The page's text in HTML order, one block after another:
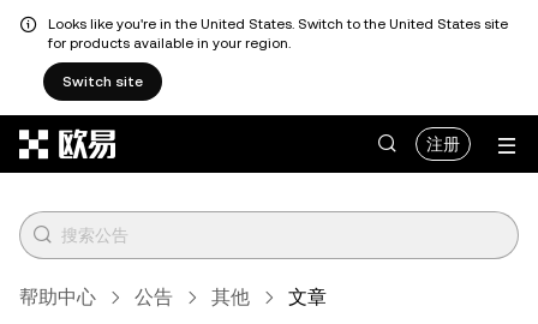
Looks like you're in the United States. Switch to the United States site
for products available in your region.
Switch site
注册
帮助中心 公告 其他 文章